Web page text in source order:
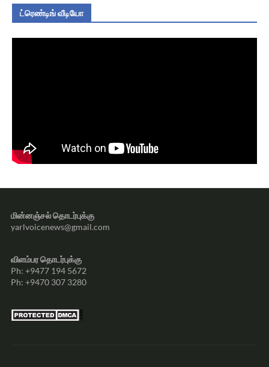
ட்ரெண்டிங் வீடியோ
மின்னஞ்சல் தொடர்புக்கு
yarlvoicenews@gmail.com
விளம்பர தொடர்புக்கு
Ph: +9477 194 5672
Ph: +9470 307 3280